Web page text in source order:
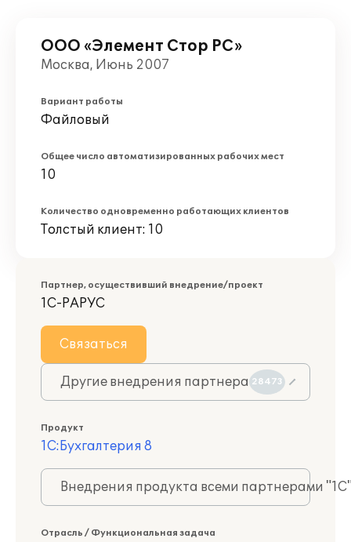
ООО «Элемент Стор РС»
Москва, Июнь 2007
Вариант работы
Файловый
Общее число автоматизированных рабочих мест
10
Количество одновременно работающих клиентов
Толстый клиент: 10
Партнер, осуществивший внедрение/проект
1С-РАРУС
Связаться
Другие внедрения партнера 28473
Продукт
1С:Бухгалтерия 8
Внедрения продукта всеми партнерами
Отрасль / Функциональная задача